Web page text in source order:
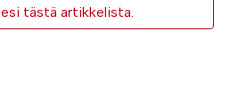
tästä artikkelista.